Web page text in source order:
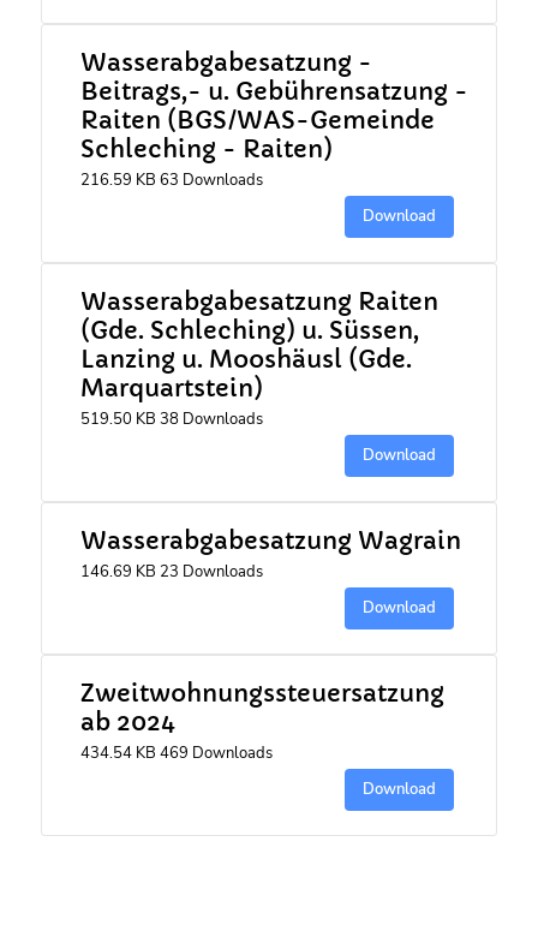
Wasserabgabesatzung -
Beitrags,- u. Gebührensatzung -
Raiten (BGS/WAS-Gemeinde
Schleching - Raiten)
216.59 KB 63 Downloads
Download
Wasserabgabesatzung Raiten
(Gde. Schleching) u. Süssen,
Lanzing u. Mooshäusl (Gde.
Marquartstein)
519.50 KB 38 Downloads
Download
Wasserabgabesatzung Wagrain
146.69 KB 23 Downloads
Download
Zweitwohnungssteuersatzung
ab 2024
434.54 KB 469 Downloads
Download